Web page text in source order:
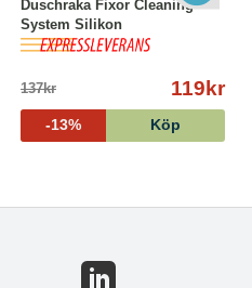
Duschraka Fixor Cleaning
System Silikon
137kr 119kr
-13% Köp